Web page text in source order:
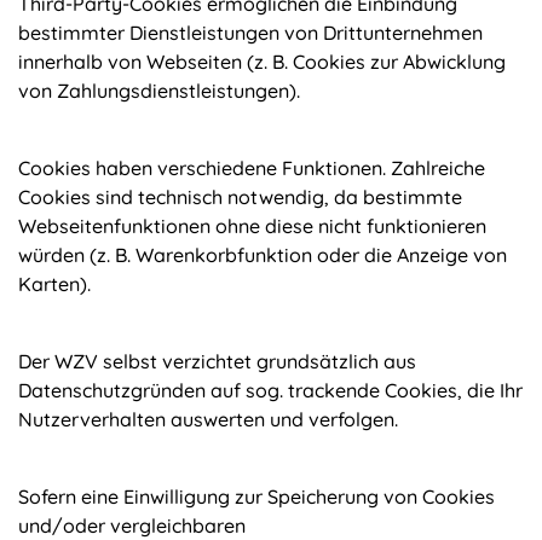
bestimmter Dienstleistungen von Drittunternehmen
innerhalb von Webseiten (z. B. Cookies zur Abwicklung
von Zahlungsdienstleistungen).
Cookies haben verschiedene Funktionen. Zahlreiche
Cookies sind technisch notwendig, da bestimmte
Webseitenfunktionen ohne diese nicht funktionieren
würden (z. B. Warenkorbfunktion oder die Anzeige von
Karten).
Der WZV selbst verzichtet grundsätzlich aus
Datenschutzgründen auf sog. trackende Cookies, die Ihr
Nutzerverhalten auswerten und verfolgen.
Sofern eine Einwilligung zur Speicherung von Cookies
und/oder vergleichbaren